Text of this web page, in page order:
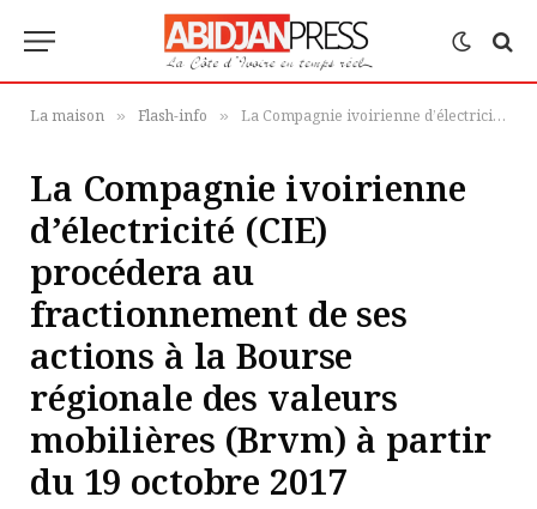
La maison » Flash-info » La Compagnie ivoirienne d’électricité (CIE) procédera au fractionnement de ses actions à la Bourse régionale des valeurs mobilières (Brvm) à partir du 19 octobre 2017
La Compagnie ivoirienne
d’électricité (CIE)
procédera au
fractionnement de ses
actions à la Bourse
régionale des valeurs
mobilières (Brvm) à partir
du 19 octobre 2017